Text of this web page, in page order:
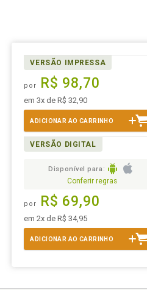
VERSÃO IMPRESSA
por R$ 98,70
em 3x de R$ 32,90
ADICIONAR AO CARRINHO
VERSÃO DIGITAL
Disponível para:
Conferir regras
por R$ 69,90
em 2x de R$ 34,95
ADICIONAR AO CARRINHO